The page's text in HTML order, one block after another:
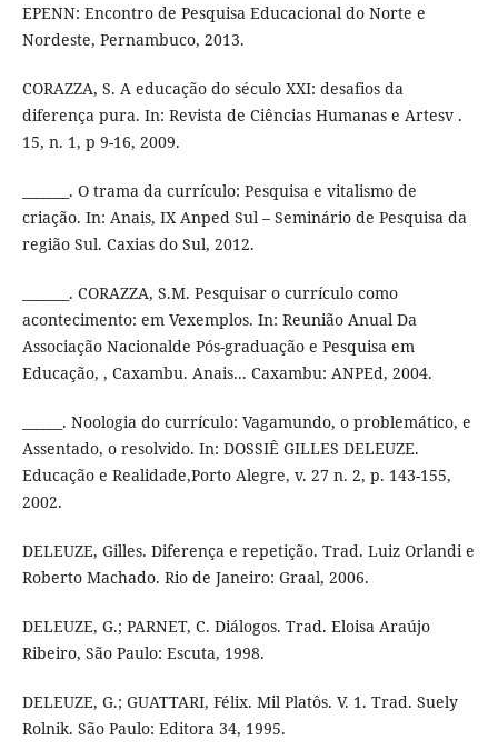
EPENN: Encontro de Pesquisa Educacional do Norte e
Nordeste, Pernambuco, 2013.
CORAZZA, S. A educação do século XXI: desafios da
diferença pura. In: Revista de Ciências Humanas e Artesv .
15, n. 1, p 9-16, 2009.
_______. O trama da currículo: Pesquisa e vitalismo de
criação. In: Anais, IX Anped Sul – Seminário de Pesquisa da
região Sul. Caxias do Sul, 2012.
_______. CORAZZA, S.M. Pesquisar o currículo como
acontecimento: em Vexemplos. In: Reunião Anual Da
Associação Nacionalde Pós-graduação e Pesquisa em
Educação, , Caxambu. Anais... Caxambu: ANPEd, 2004.
______. Noologia do currículo: Vagamundo, o problemático, e
Assentado, o resolvido. In: DOSSIÊ GILLES DELEUZE.
Educação e Realidade,Porto Alegre, v. 27 n. 2, p. 143-155,
2002.
DELEUZE, Gilles. Diferença e repetição. Trad. Luiz Orlandi e
Roberto Machado. Rio de Janeiro: Graal, 2006.
DELEUZE, G.; PARNET, C. Diálogos. Trad. Eloisa Araújo
Ribeiro, São Paulo: Escuta, 1998.
DELEUZE, G.; GUATTARI, Félix. Mil Platôs. V. 1. Trad. Suely
Rolnik. São Paulo: Editora 34, 1995.